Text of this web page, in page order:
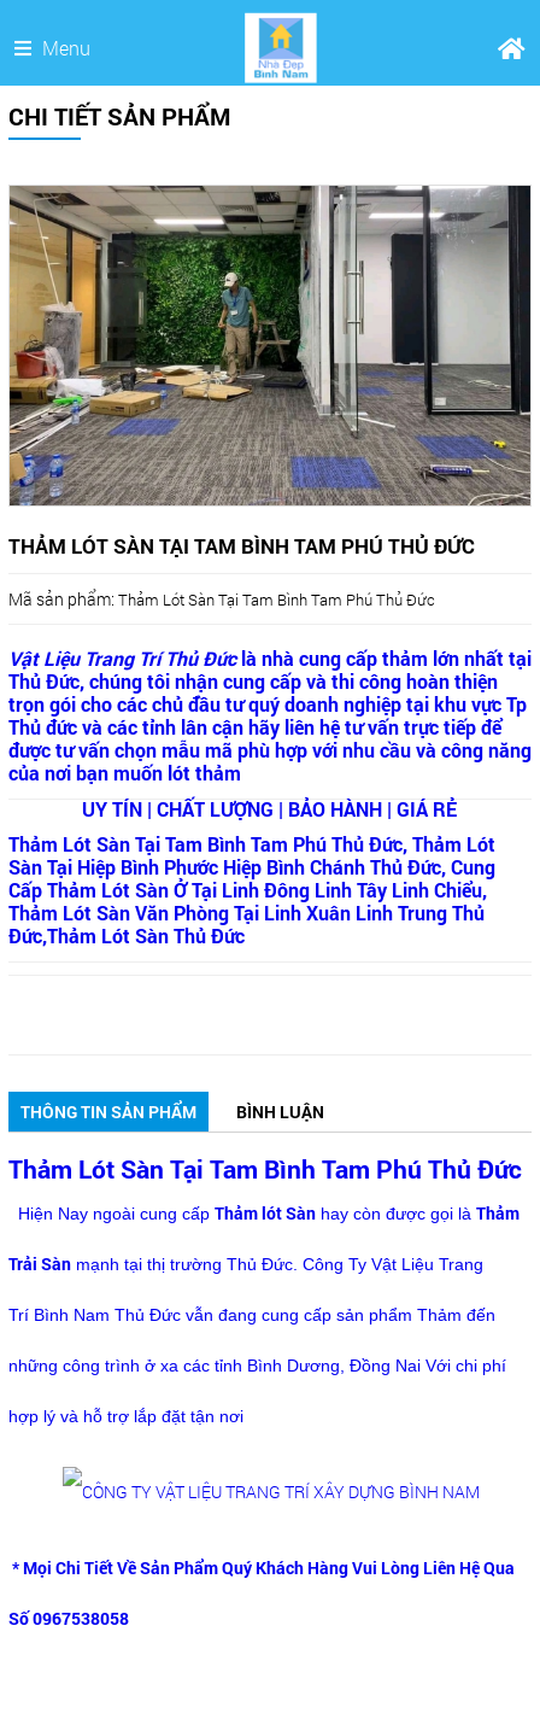
Menu
CHI TIẾT SẢN PHẨM
THẢM LÓT SÀN TẠI TAM BÌNH TAM PHÚ THỦ ĐỨC
Mã sản phẩm: Thảm Lót Sàn Tại Tam Bình Tam Phú Thủ Đức
Vật Liệu Trang Trí Thủ Đứclà nhà cung cấp thảm lớn nhất tại
Thủ Đức, chúng tôi nhận cung cấp và thi công hoàn thiện
trọn gói cho các chủ đầu tư quý doanh nghiệp tại khu vực Tp
Thủ đức và các tỉnh lân cận hãy liên hệ tư vấn trực tiếp để
được tư vấn chọn mẫu mã phù hợp với nhu cầu và công năng
của nơi bạn muốn lót thảm
UY TÍN | CHẤT LƯỢNG | BẢO HÀNH | GIÁ RẺ
Thảm Lót Sàn Tại Tam Bình Tam Phú Thủ Đức, Thảm Lót
Sàn Tại Hiệp Bình Phước Hiệp Bình Chánh Thủ Đức, Cung
Cấp Thảm Lót Sàn Ở Tại Linh Đông Linh Tây Linh Chiểu,
Thảm Lót Sàn Văn Phòng Tại Linh Xuân Linh Trung Thủ
Đức,Thảm Lót Sàn Thủ Đức
THÔNG TIN SẢN PHẨM BÌNH LUẬN
Thảm Lót Sàn Tại Tam Bình Tam Phú Thủ Đức
Hiện Nay ngoài cung cấp Thảm lót Sànhay còn được gọi là Thảm
Trải Sànmạnh tại thị trường Thủ Đức. Công Ty Vật Liệu Trang
Trí Bình Nam Thủ Đức vẫn đang cung cấp sản phẩm Thảm đến
những công trình ở xa các tỉnh Bình Dương, Đồng Nai Với chi phí
hợp lý và hỗ trợ lắp đặt tận nơi
* Mọi Chi Tiết Về Sản Phẩm Quý Khách Hàng Vui Lòng Liên Hệ Qua
Số 0967538058